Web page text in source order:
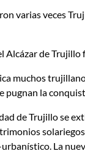
varias veces
Alcázar de
muchos
pugnan la
de Trujillo se
La